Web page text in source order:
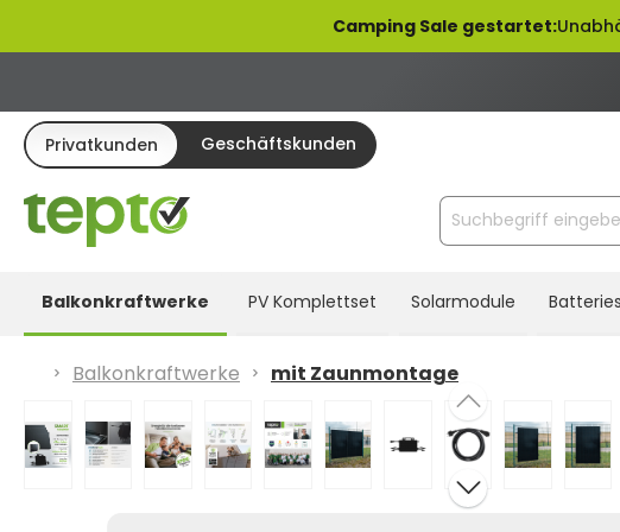
Zur Hauptnavigation springenCamping Sale gestartet:
Privatkunden Geschäftskunden
Balkonkraftwerke PV Komplettset Solarmodule
Balkonkraftwerke
mit Zaunmontage